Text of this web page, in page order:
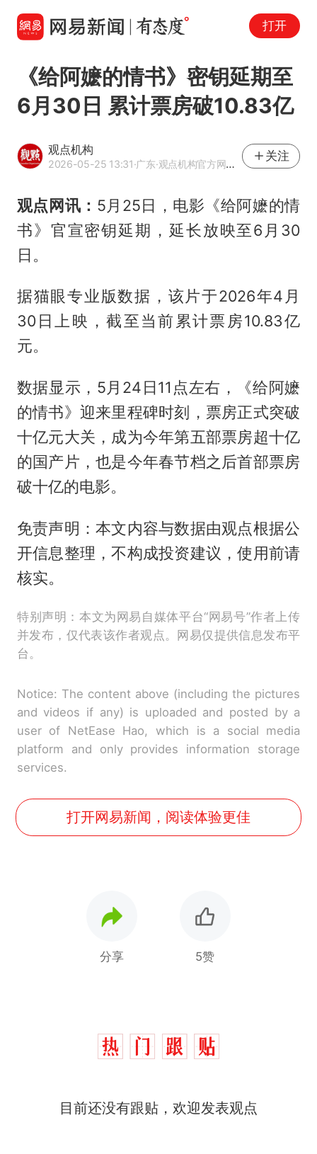
打开
《给阿嬷的情书》密钥延期至
6月30日 累计票房破10.83亿
观点机构
2026-05-25 13:31·广东·观点机构官方网易号
关注
观点网讯： 5月25日，电影《给阿嬷的情
书》官宣密钥延期，延长放映至6月30
日。
据猫眼专业版数据，该片于2026年4月
30日上映，截至当前累计票房10.83亿
元。
数据显示，5月24日11点左右，《给阿嬷
的情书》迎来里程碑时刻，票房正式突破
十亿元大关，成为今年第五部票房超十亿
的国产片，也是今年春节档之后首部票房
破十亿的电影。
免责声明：本文内容与数据由观点根据公
开信息整理，不构成投资建议，使用前请
核实。
特别声明：本文为网易自媒体平台“网易号”作者上传
并发布，仅代表该作者观点。网易仅提供信息发布平
台。
Notice: The content above (including the pictures
and videos if any) is uploaded and posted by a
user of NetEase Hao, which is a social media
platform and only provides information storage
services.
打开网易新闻，阅读体验更佳
分享 5赞
目前还没有跟贴，欢迎发表观点